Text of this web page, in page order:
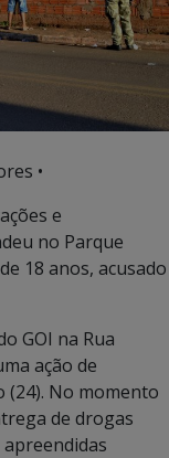
•
e
no Parque
18 anos, acusado
GOI na Rua
ação de
(24). No momento
de drogas